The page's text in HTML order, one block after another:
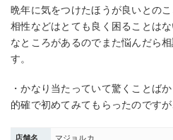
晩年に気をつけたほうが良いとの
相性などはとても良く困ることは
なところがあるのでまた悩んだら
す。
・かなり当たっていて驚くことば
的確で初めてみてもらったのです
店舗名 マジョルカ